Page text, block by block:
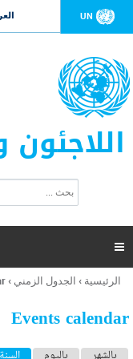
UN
ت
ر
ل
ح
ب

أنت
هنا
الرئيسية › الجدول الزمني ›
Events calendar